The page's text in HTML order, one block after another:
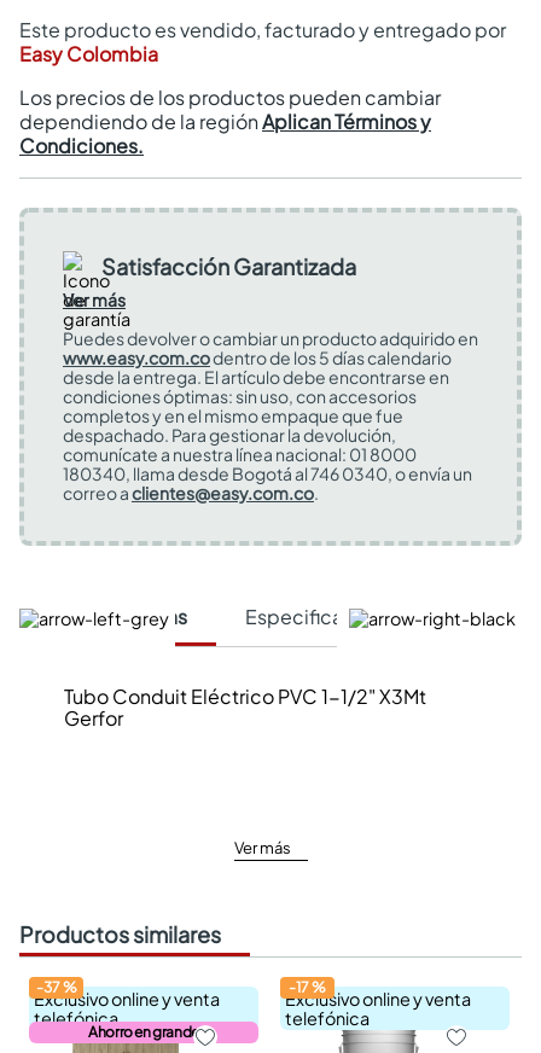
Este producto es vendido, facturado y entregado por
Easy Colombia
Los precios de los productos pueden cambiar
dependiendo de la regiónAplican Términos y
Condiciones.
Satisfacción Garantizada
Ver más
Puedes devolver o cambiar un producto adquirido en
www.easy.com.codentro de los 5 días calendario
desde la entrega. El artículo debe encontrarse en
condiciones óptimas: sin uso, con accesorios
completos y en el mismo empaque que fue
despachado. Para gestionar la devolución,
comunícate a nuestra línea nacional: 01 8000
180340, llama desde Bogotá al 746 0340, o envía un
correo aclientes@easy.com.co.
Características Especificaciones Técnicas
Tubo Conduit Eléctrico PVC 1-1/2" X3Mt
Gerfor
Ver más
Productos similares
Exclusivo online y venta
telefónica
Ahorro en grande
-37%
Exclusivo online y venta
telefónica
-17%